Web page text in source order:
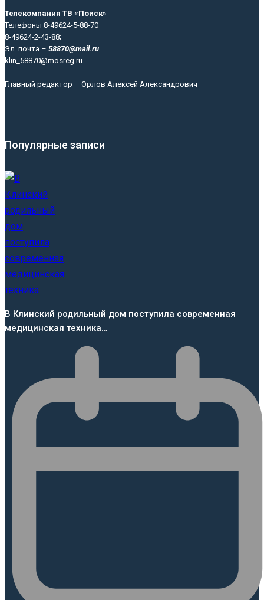
Телекомпания ТВ «Поиск»
Телефоны 8-49624-5-88-70
8-49624-2-43-88;
Эл. почта – 58870@mail.ru
klin_58870@mosreg.ru
Главный редактор – Орлов Алексей Александрович
Популярные записи
В Клинский родильный дом поступила современная
медицинская техника…